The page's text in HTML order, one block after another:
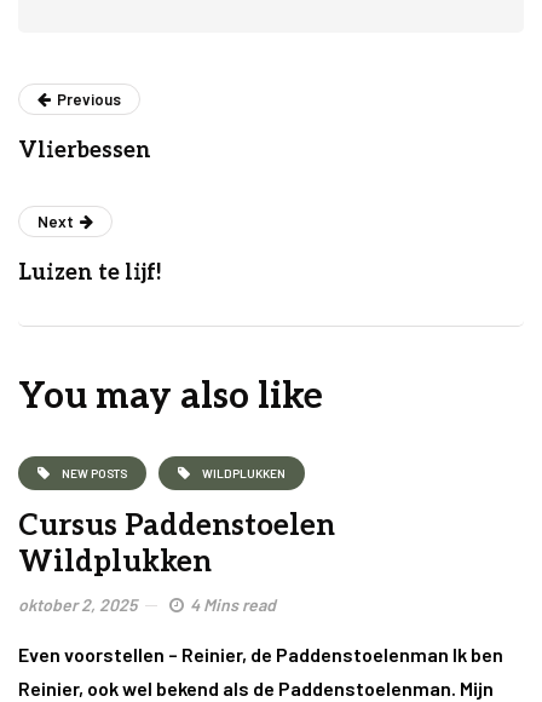
Previous
Vlierbessen
Next
Luizen te lijf!
You may also like
NEW POSTS WILDPLUKKEN
Cursus Paddenstoelen
Wildplukken
oktober 2, 2025 4 Mins read
Even voorstellen – Reinier, de Paddenstoelenman Ik ben
Reinier, ook wel bekend als de Paddenstoelenman. Mijn